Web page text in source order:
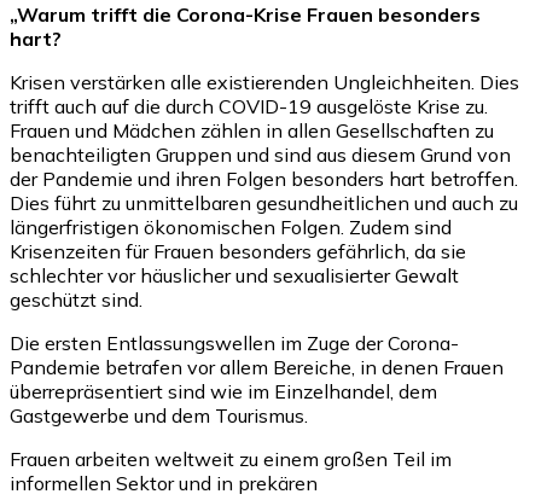
„Warum trifft die Corona-Krise Frauen besonders
hart?
Krisen verstärken alle existierenden Ungleichheiten. Dies
trifft auch auf die durch COVID-19 ausgelöste Krise zu.
Frauen und Mädchen zählen in allen Gesellschaften zu
benachteiligten Gruppen und sind aus diesem Grund von
der Pandemie und ihren Folgen besonders hart betroffen.
Dies führt zu unmittelbaren gesundheitlichen und auch zu
längerfristigen ökonomischen Folgen. Zudem sind
Krisenzeiten für Frauen besonders gefährlich, da sie
schlechter vor häuslicher und sexualisierter Gewalt
geschützt sind.
Die ersten Entlassungswellen im Zuge der Corona-
Pandemie betrafen vor allem Bereiche, in denen Frauen
überrepräsentiert sind wie im Einzelhandel, dem
Gastgewerbe und dem Tourismus.
Frauen arbeiten weltweit zu einem großen Teil im
informellen Sektor und in prekären